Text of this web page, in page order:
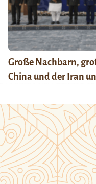
Große Nachbarn,
China und der Iran